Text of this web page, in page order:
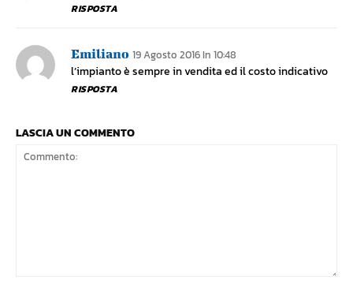
RISPOSTA
Emiliano 19 Agosto 2016 In 10:48
l’impianto è sempre in vendita ed il costo indicativo
RISPOSTA
LASCIA UN COMMENTO